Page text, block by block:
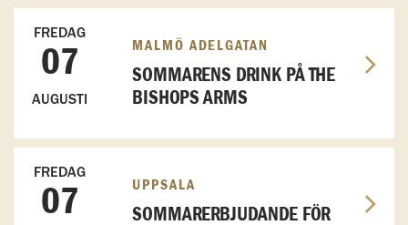
FREDAG
07
AUGUSTI
MALMÖ ADELGATAN
SOMMARENS DRINK PÅ THE
BISHOPS ARMS
FREDAG
07 UPPSALA
SOMMARERBJUDANDE FÖR